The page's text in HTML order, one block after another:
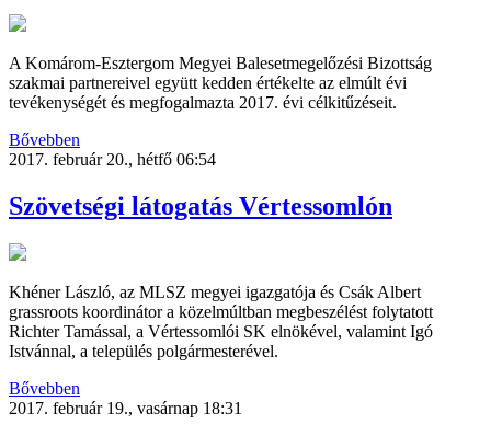
A Komárom-Esztergom Megyei Balesetmegelőzési Bizottság
szakmai partnereivel együtt kedden értékelte az elmúlt évi
tevékenységét és megfogalmazta 2017. évi célkitűzéseit.
Bővebben
2017. február 20., hétfő 06:54
Szövetségi látogatás Vértessomlón
Khéner László, az MLSZ megyei igazgatója és Csák Albert
grassroots koordinátor a közelmúltban megbeszélést folytatott
Richter Tamással, a Vértessomlói SK elnökével, valamint Igó
Istvánnal, a település polgármesterével.
Bővebben
2017. február 19., vasárnap 18:31